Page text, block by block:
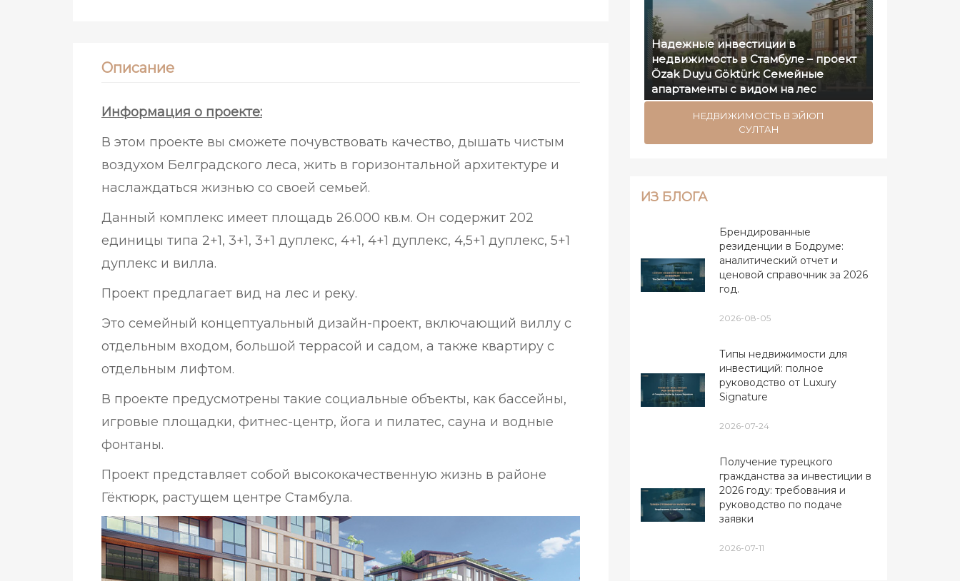
Описание
Информация о проекте:
В этом проекте вы сможете почувствовать качество, дышать чистым
воздухом Белградского леса, жить в горизонтальной архитектуре и
наслаждаться жизнью со своей семьей.
Данный комплекс имеет площадь 26.000 кв.м. Он содержит 202
единицы типа 2+1, 3+1, 3+1 дуплекс, 4+1, 4+1 дуплекс, 4,5+1 дуплекс, 5+1
дуплекс и вилла.
Проект предлагает вид на лес и реку.
Это семейный концептуальный дизайн-проект, включающий виллу с
отдельным входом, большой террасой и садом, а также квартиру с
отдельным лифтом.
В проекте предусмотрены такие социальные объекты, как бассейны,
игровые площадки, фитнес-центр, йога и пилатес, сауна и водные
фонтаны.
Проект представляет собой высококачественную жизнь в районе
Гёктюрк, растущем центре Стамбула.
Надежные инвестиции в
недвижимость в Стамбуле – проект
Özak Duyu Göktürk: Семейные
апартаменты с видом на лес
НЕДВИЖИМОСТЬ В ЭЙЮП
СУЛТАН
ИЗ БЛОГА
Брендированные
резиденции в Бодруме:
аналитический отчет и
ценовой справочник за 2026
год.
2026-08-05
Типы недвижимости для
инвестиций: полное
руководство от Luxury
Signature
2026-07-24
Получение турецкого
гражданства за инвестиции в
2026 году: требования и
руководство по подаче
заявки
2026-07-11